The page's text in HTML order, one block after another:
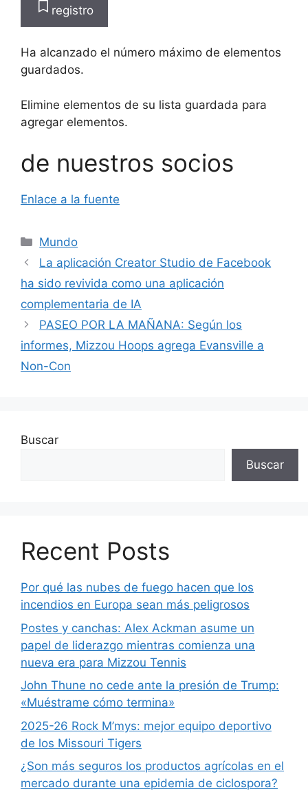
registro
Ha alcanzado el número máximo de elementos
guardados.
Elimine elementos de su lista guardada para
agregar elementos.
de nuestros socios
Enlace a la fuente
Categorías
Mundo
La aplicación Creator Studio de Facebook
ha sido revivida como una aplicación
complementaria de IA
PASEO POR LA MAÑANA: Según los
informes, Mizzou Hoops agrega Evansville a
Non-Con
Buscar
Buscar
Recent Posts
Por qué las nubes de fuego hacen que los
incendios en Europa sean más peligrosos
Postes y canchas: Alex Ackman asume un
papel de liderazgo mientras comienza una
nueva era para Mizzou Tennis
John Thune no cede ante la presión de Trump:
«Muéstrame cómo termina»
2025-26 Rock M’mys: mejor equipo deportivo
de los Missouri Tigers
¿Son más seguros los productos agrícolas en el
mercado durante una epidemia de ciclospora?